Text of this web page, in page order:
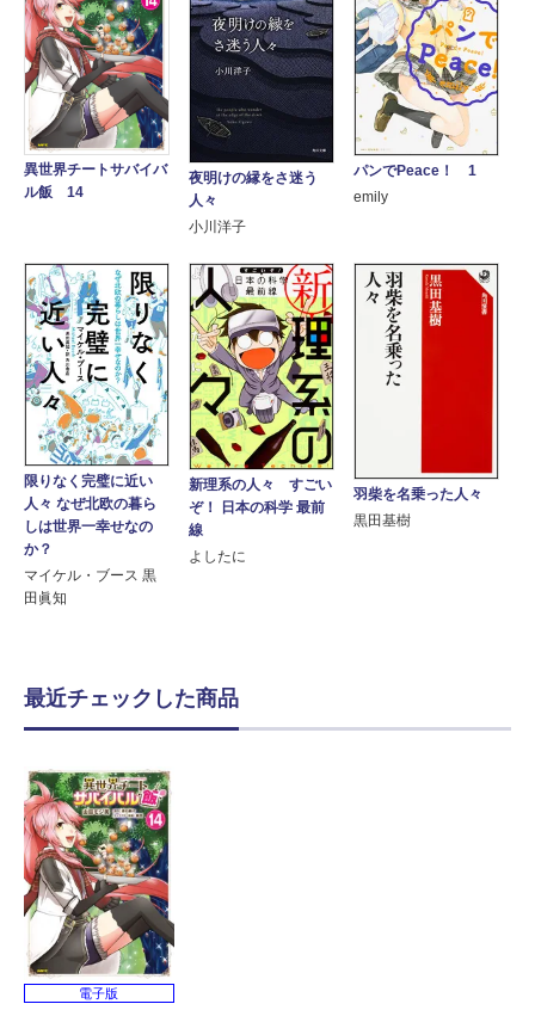
異世界チートサバイバ
ル飯 14
夜明けの縁をさ迷う
人々
小川洋子
パンでPeace！ 1
emily
限りなく完璧に近い
人々 なぜ北欧の暮ら
しは世界一幸せなの
か？
マイケル・ブース 黒
田眞知
新理系の人々 すごい
ぞ！ 日本の科学 最前
線
よしたに
羽柴を名乗った人々
黒田基樹
最近チェックした商品
電子版